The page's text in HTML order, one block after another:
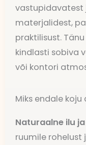
vastupidavatest
materjalidest,
praktilisust.
kindlasti sobiva
või kontori
Miks endale
Naturaalne ilu
ruumile rohelust